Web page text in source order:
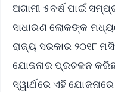
ଅଗାମୀ ୫ବର୍ଷ ପାଇଁ
ସାଧାରଣ ଲୋକଙ୍କ
ରାଜ୍ୟ ସରକାର ୨୦୧୮
ଯୋଜନାର ପ୍ରଚଳନ
ସ୍ୱାର୍ଥରେ ଏହି